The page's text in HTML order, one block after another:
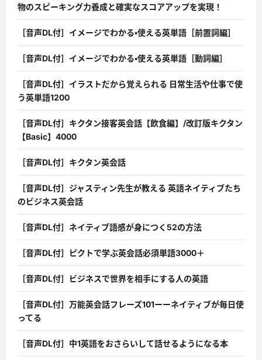
物のスピーキング力養成と確実なスコアアップを実現！
［音声DL付］イメージでわかる・使える英単語［前置詞編］
［音声DL付］イメージでわかる・使える英単語［動詞編］
［音声DL付］イラストだから覚えられる 日常生活や仕事で使
う英単語1200
［音声DL付］キクタン接客英会話【飲食編】/改訂版キクタン
【Basic】4000
［音声DL付］キクタン英会話
［音声DL付］ジャスティン先生が教える 英語ネイティブたち
のビジネス英会話
［音声DL付］ネイティブ語感が身につく52の方法
［音声DL付］ピクトで学ぶ英会話必須単語3000＋
［音声DL付］ビジネスで世界を相手にする人の英語
［音声DL付］万能英会話フレーズ101ーーネイティブが毎日使
ってる
［音声DL付］中1英語をおさらいして話せるようになる本